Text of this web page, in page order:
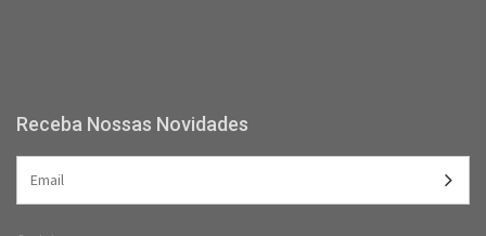
Receba Nossas Novidades